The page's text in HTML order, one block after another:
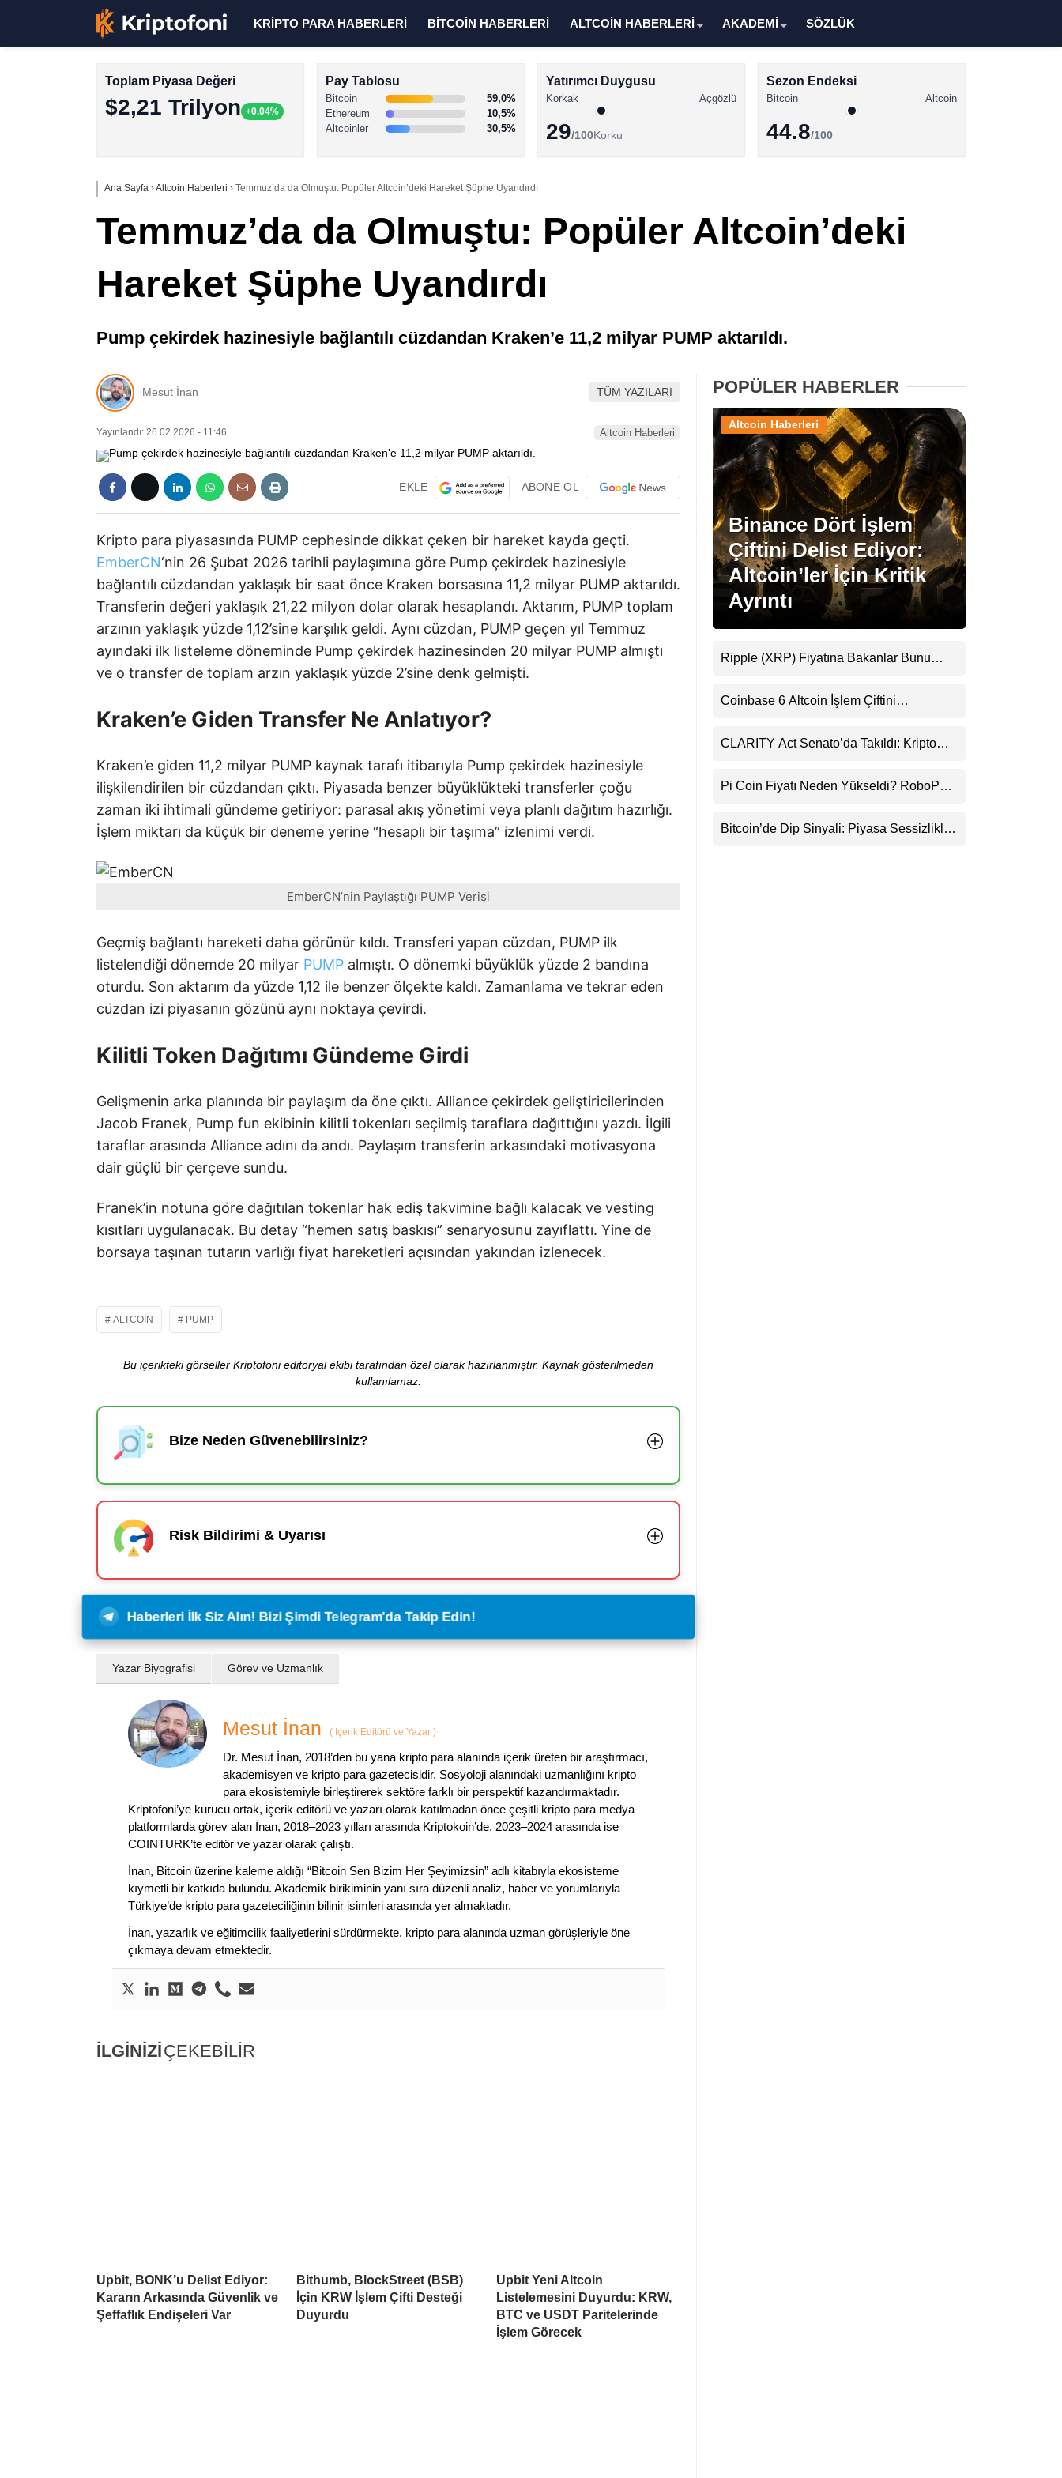
Altcoin Haberleri
Stablecoin Haberleri
Facebook
Instagram
Youtube
KRİPTO PARA HABERLERİ BİTCOİN HABERLERİ ALTCOİN HABERLERİ AKADEMİ SÖZLÜK
Toplam Piyasa Değeri
$2,21 Trilyon +0.04%
Pay Tablosu
Bitcoin
59,0%
Ethereum
10,5%
Altcoinler
30,5%
Yatırımcı Duygusu
Korkak Açgözlü
29/100Korku
Sezon Endeksi
Bitcoin Altcoin
44.8/100
Ana Sayfa ›Altcoin Haberleri › Temmuz’da da Olmuştu: Popüler Altcoin’deki Hareket Şüphe Uyandırdı
Temmuz’da da Olmuştu: Popüler Altcoin’deki
Hareket Şüphe Uyandırdı
Pump çekirdek hazinesiyle bağlantılı cüzdandan Kraken’e 11,2 milyar PUMP aktarıldı.
Mesut İnan TÜM YAZILARI
Yayınlandı: 26.02.2026 - 11:46 Altcoin Haberleri
EKLE ABONE OL
Kripto para piyasasında PUMP cephesinde dikkat çeken bir hareket kayda geçti.
EmberCN‘nin 26 Şubat 2026 tarihli paylaşımına göre Pump çekirdek hazinesiyle
bağlantılı cüzdandan yaklaşık bir saat önce Kraken borsasına 11,2 milyar PUMP aktarıldı.
Transferin değeri yaklaşık 21,22 milyon dolar olarak hesaplandı. Aktarım, PUMP toplam
arzının yaklaşık yüzde 1,12’sine karşılık geldi. Aynı cüzdan, PUMP geçen yıl Temmuz
ayındaki ilk listeleme döneminde Pump çekirdek hazinesinden 20 milyar PUMP almıştı
ve o transfer de toplam arzın yaklaşık yüzde 2’sine denk gelmişti.
Kraken’e Giden Transfer Ne Anlatıyor?
Kraken’e giden 11,2 milyar PUMP kaynak tarafı itibarıyla Pump çekirdek hazinesiyle
ilişkilendirilen bir cüzdandan çıktı. Piyasada benzer büyüklükteki transferler çoğu
zaman iki ihtimali gündeme getiriyor: parasal akış yönetimi veya planlı dağıtım hazırlığı.
İşlem miktarı da küçük bir deneme yerine “hesaplı bir taşıma” izlenimi verdi.
EmberCN’nin Paylaştığı PUMP Verisi
Geçmiş bağlantı hareketi daha görünür kıldı. Transferi yapan cüzdan, PUMP ilk
listelendiği dönemde 20 milyar PUMP almıştı. O dönemki büyüklük yüzde 2 bandına
oturdu. Son aktarım da yüzde 1,12 ile benzer ölçekte kaldı. Zamanlama ve tekrar eden
cüzdan izi piyasanın gözünü aynı noktaya çevirdi.
Kilitli Token Dağıtımı Gündeme Girdi
Gelişmenin arka planında bir paylaşım da öne çıktı. Alliance çekirdek geliştiricilerinden
Jacob Franek, Pump fun ekibinin kilitli tokenları seçilmiş taraflara dağıttığını yazdı. İlgili
taraflar arasında Alliance adını da andı. Paylaşım transferin arkasındaki motivasyona
dair güçlü bir çerçeve sundu.
Franek’in notuna göre dağıtılan tokenlar hak ediş takvimine bağlı kalacak ve vesting
kısıtları uygulanacak. Bu detay “hemen satış baskısı” senaryosunu zayıflattı. Yine de
borsaya taşınan tutarın varlığı fiyat hareketleri açısından yakından izlenecek.
ALTCOIN PUMP
Bu içerikteki görseller Kriptofoni editoryal ekibi tarafından özel olarak hazırlanmıştır. Kaynak gösterilmeden
kullanılamaz.
Bize Neden Güvenebilirsiniz?
Risk Bildirimi & Uyarısı
Haberleri İlk Siz Alın! Bizi Şimdi Telegram'da Takip Edin!
Yazar Biyografisi Görev ve Uzmanlık
Mesut İnan ( İçerik Editörü ve Yazar )
Dr. Mesut İnan, 2018’den bu yana kripto para alanında içerik üreten bir araştırmacı,
akademisyen ve kripto para gazetecisidir. Sosyoloji alanındaki uzmanlığını kripto
para ekosistemiyle birleştirerek sektöre farklı bir perspektif kazandırmaktadır.
Kriptofoni’ye kurucu ortak, içerik editörü ve yazarı olarak katılmadan önce çeşitli kripto para medya
platformlarda görev alan İnan, 2018–2023 yılları arasında Kriptokoin’de, 2023–2024 arasında ise
COINTURK’te editör ve yazar olarak çalıştı.
İnan, Bitcoin üzerine kaleme aldığı “Bitcoin Sen Bizim Her Şeyimizsin” adlı kitabıyla ekosisteme
kıymetli bir katkıda bulundu. Akademik birikiminin yanı sıra düzenli analiz, haber ve yorumlarıyla
Türkiye’de kripto para gazeteciliğinin bilinir isimleri arasında yer almaktadır.
İnan, yazarlık ve eğitimcilik faaliyetlerini sürdürmekte, kripto para alanında uzman görüşleriyle öne
çıkmaya devam etmektedir.
İLGİNİZİÇEKEBİLİR
Upbit, BONK’u Delist Ediyor:
Kararın Arkasında Güvenlik ve
Şeffaflık Endişeleri Var
Bithumb, BlockStreet (BSB)
İçin KRW İşlem Çifti Desteği
Duyurdu
Upbit Yeni Altcoin
Listelemesini Duyurdu: KRW,
BTC ve USDT Paritelerinde
İşlem Görecek
POPÜLER HABERLER
Binance Dört İşlem
Çiftini Delist Ediyor:
Altcoin’ler İçin Kritik
Ayrıntı
Altcoin Haberleri
Ripple (XRP) Fiyatına Bakanlar Bunu
Uyarı
Coinbase 6 Altcoin İşlem Çiftini
CLARITY Act Senato’da Takıldı: Kripto
Pi Coin Fiyatı Neden Yükseldi? RoboPay
Destekledi
Bitcoin’de Dip Sinyali: Piyasa Sessizlikle